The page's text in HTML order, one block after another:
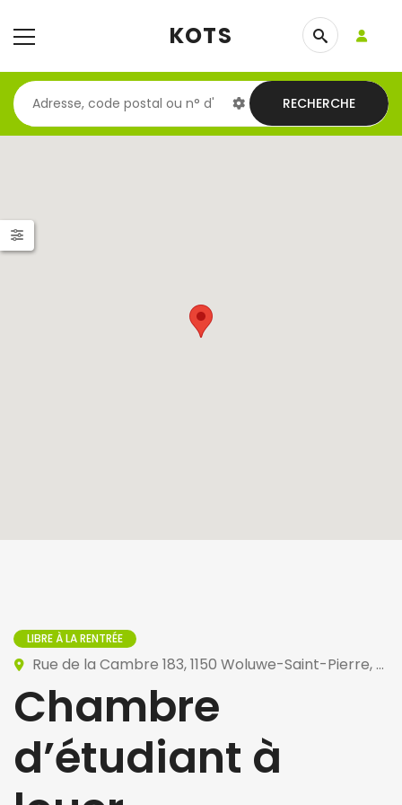
KOTS
RECHERCHE
LIBRE À LA RENTRÉE
Rue de la Cambre 183, 1150 Woluwe-Saint-Pierre, Belgique
Chambre
d’étudiant à